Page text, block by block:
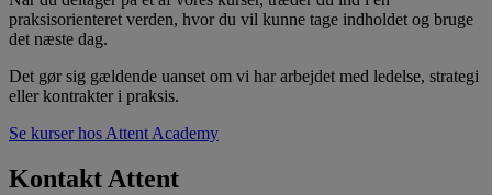
praksisorienteret verden, hvor du vil kunne tage indholdet og bruge
det næste dag.
Det gør sig gældende uanset om vi har arbejdet med ledelse, strategi
eller kontrakter i praksis.
Se kurser hos Attent Academy
Kontakt Attent